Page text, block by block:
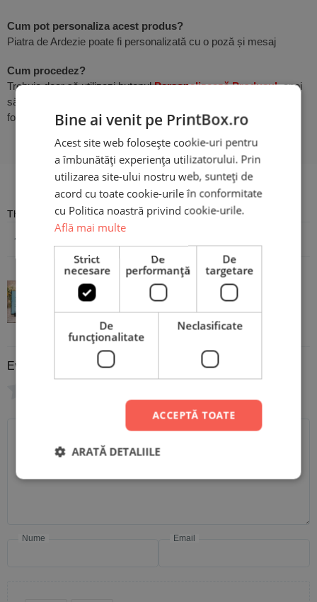
Cum pot personaliza acest produs?
Piatra de Ardezie poate fi personalizată cu o poză și mesaj
Cum procedez?
Trebuie doar să utilizezi butonulPersonalizează Produsul, apoi
să încarci
fotografia dorită și să scrii propriul mesaj. Atât de simplu!
Recenzii
There are no reviews yet
Piatră Ardezie Personalizată cu o
poză și mesaj pentru Tata
Evaluare
Nume Email
Bine ai venit pe PrintBox.ro
Acest site web folosește cookie-uri pentru
a îmbunătăți experiența utilizatorului. Prin
utilizarea site-ului nostru web, sunteți de
acord cu toate cookie-urile în conformitate
cu Politica noastră privind cookie-urile.
Află mai multe
Strict
necesare
De
performanță
De
targetare
De
funcţionalitate
Neclasificate
ACCEPTĂ TOATE
ARATĂ DETALIILE